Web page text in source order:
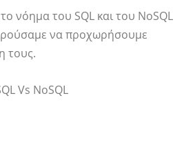
νόημα του SQL και του NoSQL
να προχωρήσουμε
τους.